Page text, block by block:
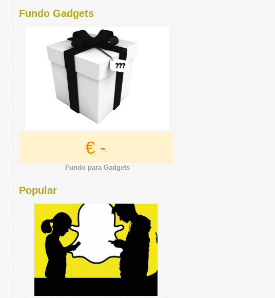
Fundo Gadgets
€ -
Fundo para Gadgets
Popular